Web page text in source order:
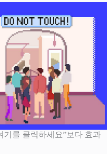
기를 클릭하세요”보다 효과